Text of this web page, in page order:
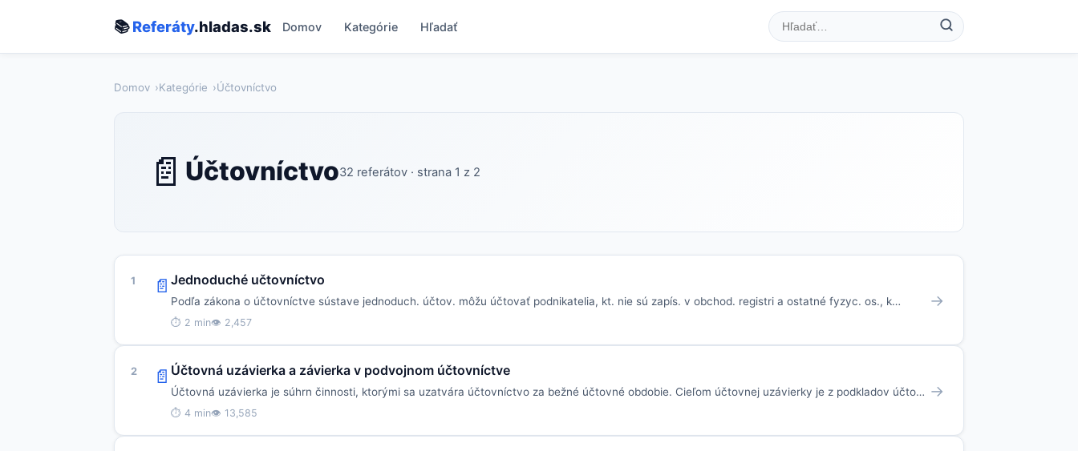
📚Referáty.hladas.sk Domov Kategórie Hľadať
Domov Kategórie Účtovníctvo
📄 Účtovníctvo32 referátov · strana 1 z 2
1 📄 Jednoduché učtovníctvo
Podľa zákona o účtovníctve sústave jednoduch. účtov. môžu účtovať podnikatelia, kt. nie sú zapís. v obchod. registri a ostatné fyzyc. os., k…
⏱ 2 min👁 2,457
→
2 📄 Účtovná uzávierka a závierka v podvojnom účtovníctve
Účtovná uzávierka je súhrn činnosti, ktorými sa uzatvára účtovníctvo za bežné účtovné obdobie. Cieľom účtovnej uzávierky je z podkladov účto…
⏱ 4 min👁 13,585
→